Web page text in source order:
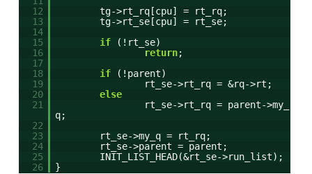
12
tg->rt_rq[cpu] = rt_rq;
13
tg->rt_se[cpu] = rt_se;
14
15
if
(!rt_se)
16
return;
17
18
if
(!parent)
19
rt_se->rt_rq = &rq->rt;
20
else
21
rt_se->rt_rq = parent->my_
q;
22
23
rt_se->my_q = rt_rq;
24
rt_se->parent = parent;
25
INIT_LIST_HEAD(&rt_se->run_list);
26
}